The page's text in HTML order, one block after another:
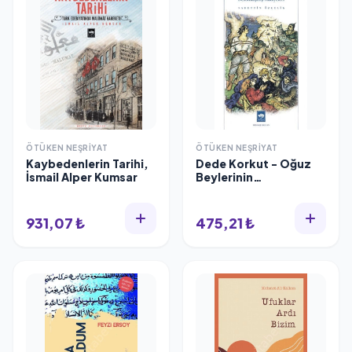
ÖTÜKEN NEŞRIYAT
Kaybedenlerin Tarihi,
İsmail Alper Kumsar
931,07 ₺
ÖTÜKEN NEŞRIYAT
Dede Korkut - Oğuz
Beylerinin
Özçelik
475,21 ₺